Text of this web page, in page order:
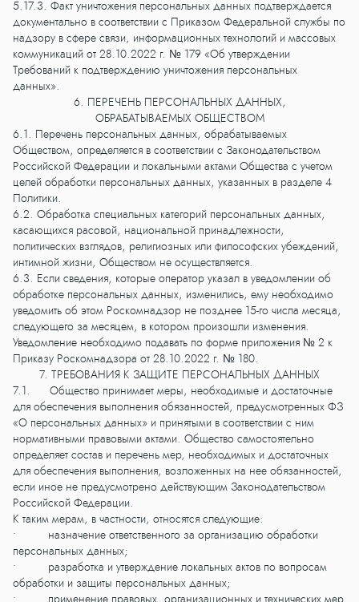
5.17.3. Факт уничтожения персональных данных подтверждается
документально в соответствии с Приказом Федеральной службы по
надзору в сфере связи, информационных технологий и массовых
коммуникаций от 28.10.2022 г. № 179 «Об утверждении
Требований к подтверждению уничтожения персональных
данных».
6. ПЕРЕЧЕНЬ ПЕРСОНАЛЬНЫХ ДАННЫХ,
ОБРАБАТЫВАЕМЫХ ОБЩЕСТВОМ
6.1. Перечень персональных данных, обрабатываемых
Обществом, определяется в соответствии с Законодательством
Российской Федерации и локальными актами Общества с учетом
целей обработки персональных данных, указанных в разделе 4
Политики.
6.2. Обработка специальных категорий персональных данных,
касающихся расовой, национальной принадлежности,
политических взглядов, религиозных или философских убеждений,
интимной жизни, Обществом не осуществляется.
6.3. Если сведения, которые оператор указал в уведомлении об
обработке персональных данных, изменились, ему необходимо
уведомить об этом Роскомнадзор не позднее 15-го числа месяца,
следующего за месяцем, в котором произошли изменения.
Уведомление необходимо подавать по форме приложения № 2 к
Приказу Роскомнадзора от 28.10.2022 г. № 180.
7. ТРЕБОВАНИЯ К ЗАЩИТЕ ПЕРСОНАЛЬНЫХ ДАННЫХ
7.1. Общество принимает меры, необходимые и достаточные
для обеспечения выполнения обязанностей, предусмотренных ФЗ
«О персональных данных» и принятыми в соответствии с ним
нормативными правовыми актами. Общество самостоятельно
определяет состав и перечень мер, необходимых и достаточных
для обеспечения выполнения, возложенных на нее обязанностей,
если иное не предусмотрено действующим Законодательством
Российской Федерации.
К таким мерам, в частности, относятся следующие:
• назначение ответственного за организацию обработки
персональных данных;
• разработка и утверждение локальных актов по вопросам
обработки и защиты персональных данных;